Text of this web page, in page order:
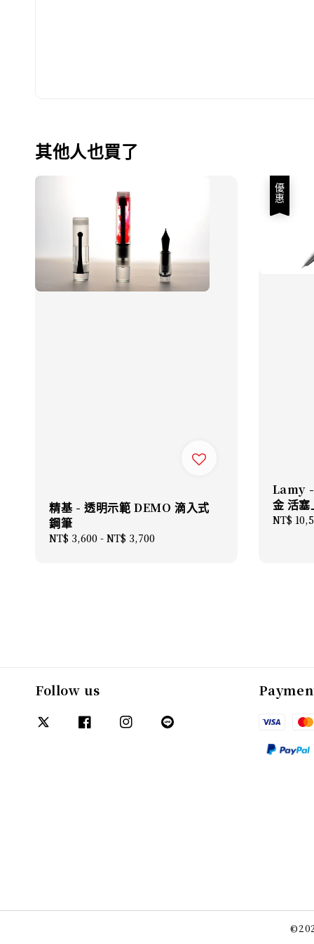
其他人也買了
精基 - 透明示範 DEMO 滴入式
鋼筆
Regular
NT$ 3,600 - NT$ 3,700
優惠
Lamy
金 活
Sale
NT$
Follow us